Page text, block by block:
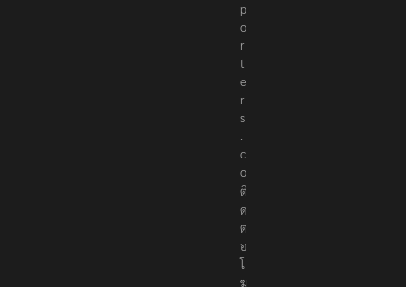
p
o
r
t
e
r
s
.
c
o
ติ
ด
ต่
อ
โ
ฆ